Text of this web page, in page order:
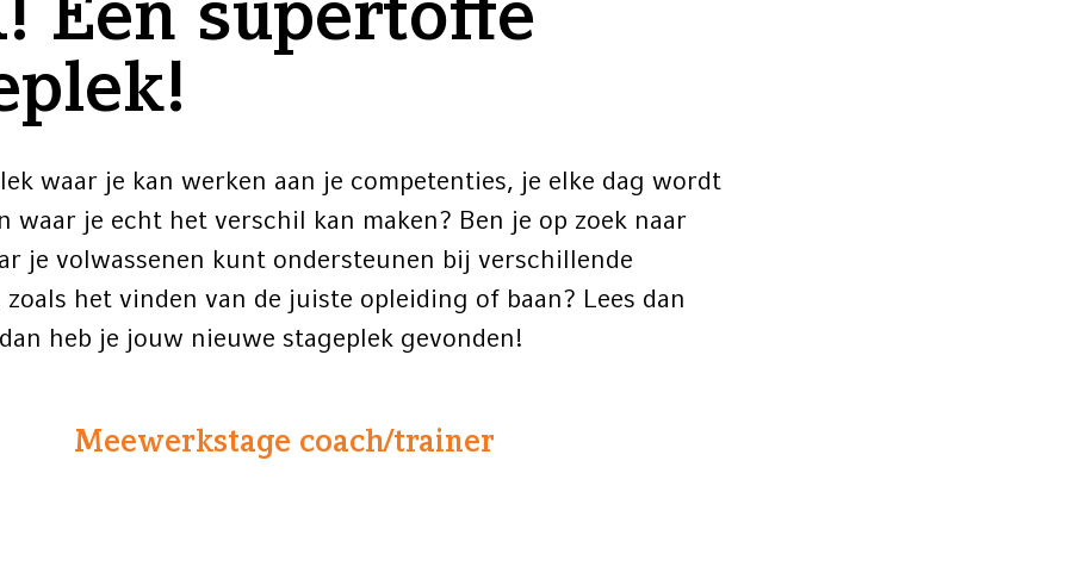
waar je kan werken aan je competenties, je elke dag wordt
waar je echt het verschil kan maken? Ben je op zoek naar
je volwassenen kunt ondersteunen bij verschillende
zoals het vinden van de juiste opleiding of baan? Lees dan
heb je jouw nieuwe stageplek gevonden!
Meewerkstage coach/trainer